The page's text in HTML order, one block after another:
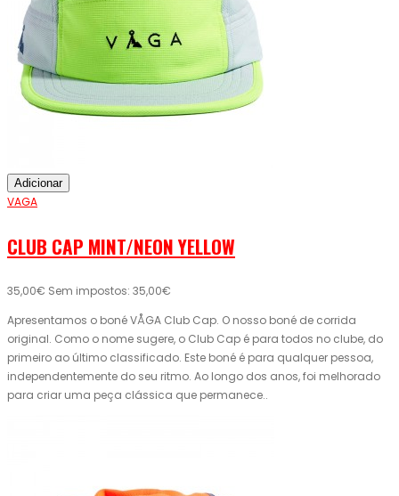
Adicionar
VAGA
CLUB CAP MINT/NEON YELLOW
35,00€ Sem impostos: 35,00€
Apresentamos o boné VÅGA Club Cap. O nosso boné de corrida
original. Como o nome sugere, o Club Cap é para todos no clube, do
primeiro ao último classificado. Este boné é para qualquer pessoa,
independentemente do seu ritmo. Ao longo dos anos, foi melhorado
para criar uma peça clássica que permanece..